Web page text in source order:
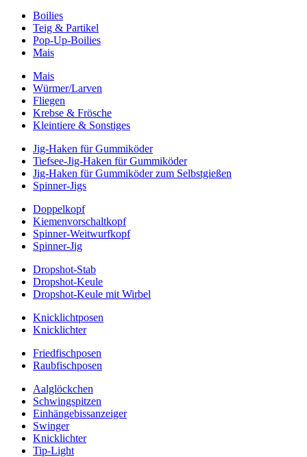
Boilies
Teig & Partikel
Pop-Up-Boilies
Mais
Mais
Würmer/Larven
Fliegen
Krebse & Frösche
Kleintiere & Sonstiges
Jig-Haken für Gummiköder
Tiefsee-Jig-Haken für Gummiköder
Jig-Haken für Gummiköder zum Selbstgießen
Spinner-Jigs
Doppelkopf
Kiemenvorschaltkopf
Spinner-Weitwurfkopf
Spinner-Jig
Dropshot-Stab
Dropshot-Keule
Dropshot-Keule mit Wirbel
Knicklichtposen
Knicklichter
Friedfischposen
Raubfischposen
Aalglöckchen
Schwingspitzen
Einhängebissanzeiger
Swinger
Knicklichter
Tip-Light